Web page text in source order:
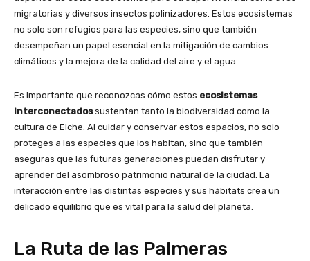
migratorias y diversos insectos polinizadores. Estos ecosistemas
no solo son refugios para las especies, sino que también
desempeñan un papel esencial en la mitigación de cambios
climáticos y la mejora de la calidad del aire y el agua.
Es importante que reconozcas cómo estos ecosistemas
interconectadossustentan tanto la biodiversidad como la
cultura de Elche. Al cuidar y conservar estos espacios, no solo
proteges a las especies que los habitan, sino que también
aseguras que las futuras generaciones puedan disfrutar y
aprender del asombroso patrimonio natural de la ciudad. La
interacción entre las distintas especies y sus hábitats crea un
delicado equilibrio que es vital para la salud del planeta.
La Ruta de las Palmeras